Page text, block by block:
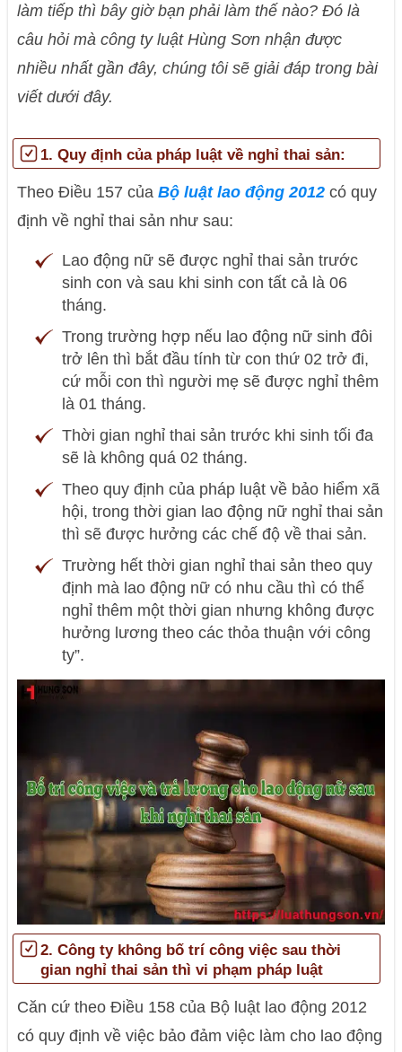
làm tiếp thì bây giờ bạn phải làm thế nào? Đó là
câu hỏi mà công ty luật Hùng Sơn nhận được
nhiều nhất gần đây, chúng tôi sẽ giải đáp trong bài
viết dưới đây.
1. Quy định của pháp luật về nghỉ thai sản:
Theo Điều 157 củaBộ luật lao động 2012 có quy
định về nghỉ thai sản như sau:
Lao động nữ sẽ được nghỉ thai sản trước
sinh con và sau khi sinh con tất cả là 06
tháng.
Trong trường hợp nếu lao động nữ sinh đôi
trở lên thì bắt đầu tính từ con thứ 02 trở đi,
cứ mỗi con thì người mẹ sẽ được nghỉ thêm
là 01 tháng.
Thời gian nghỉ thai sản trước khi sinh tối đa
sẽ là không quá 02 tháng.
Theo quy định của pháp luật về bảo hiểm xã
hội, trong thời gian lao động nữ nghỉ thai sản
thì sẽ được hưởng các chế độ về thai sản.
Trường hết thời gian nghỉ thai sản theo quy
định mà lao động nữ có nhu cầu thì có thể
nghỉ thêm một thời gian nhưng không được
hưởng lương theo các thỏa thuận với công
ty”.
2. Công ty không bố trí công việc sau thời
gian nghỉ thai sản thì vi phạm pháp luật
Căn cứ theo Điều 158 của Bộ luật lao động 2012
có quy định về việc bảo đảm việc làm cho lao động